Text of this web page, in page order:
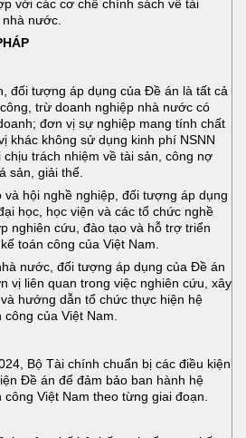
với các cơ chế chính sách về tài
nước.
đối tượng áp dụng của Đề án là tất cả
trừ doanh nghiệp nhà nước có
đơn vị sự nghiệp mang tính chất
khác không sử dụng kinh phí NSNN
trách nhiệm về tài sản, công nợ
sản, giải thể.
hội nghề nghiệp, đối tượng áp dụng
học, học viện và các tổ chức nghề
nghiên cứu, đào tạo và hỗ trợ triển
toán công của Việt Nam.
nước, đối tượng áp dụng của Đề án
vị liên quan trong việc nghiên cứu, xây
hướng dẫn tổ chức thực hiện hệ
của Việt Nam.
Bộ Tài chính chuẩn bị các điều kiện
Đề án để đảm bảo ban hành hệ
Việt Nam theo từng giai đoạn.